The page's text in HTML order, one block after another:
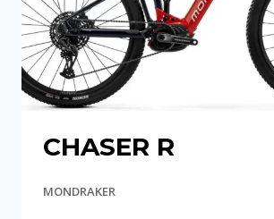
CHASER R
MONDRAKER